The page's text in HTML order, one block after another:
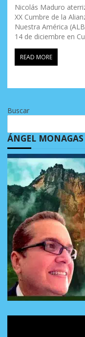
Nicolás Maduro
XX Cumbre de la
Nuestra América
14 de diciembre en
READ MORE
Buscar
ÁNGEL MONAGAS